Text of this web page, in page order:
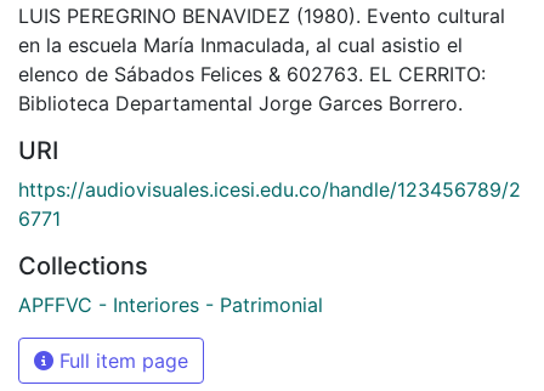
LUIS PEREGRINO BENAVIDEZ (1980). Evento cultural
en la escuela María Inmaculada, al cual asistio el
elenco de Sábados Felices & 602763. EL CERRITO:
Biblioteca Departamental Jorge Garces Borrero.
URI
https://audiovisuales.icesi.edu.co/handle/123456789/2
6771
Collections
APFFVC - Interiores - Patrimonial
Full item page